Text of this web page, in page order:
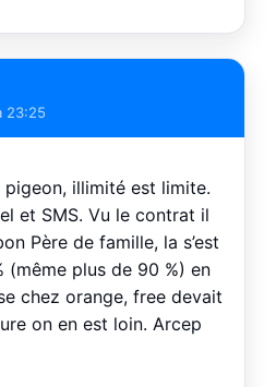
23:25
illimité est limite.
et SMS. Vu le contrat il
Père de famille, la s’est
(même plus de 90 %) en
chez orange, free devait
on en est loin. Arcep